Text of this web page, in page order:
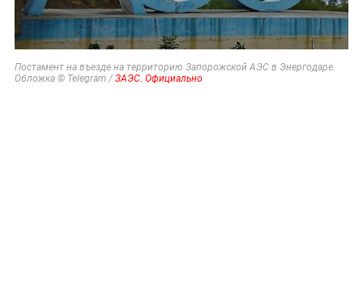
Постамент на въезде на территорию Запорожской АЭС в Энергодаре.
Обложка © Telegram / ЗАЭС. Официально